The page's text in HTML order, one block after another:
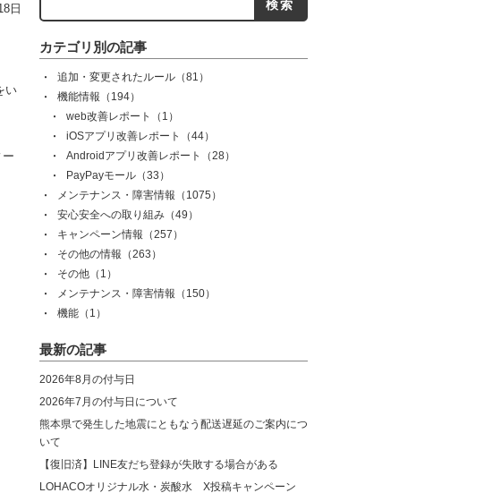
日
い
カテゴリ別の記事
追加・変更されたルール （81）
機能情報 （194）
web改善レポート
（1）
iOSアプリ改善レポート
（44）
Androidアプリ改善レポート
（28）
PayPayモール （33）
メンテナンス・障害情報 （1075）
安心安全への取り組み （49）
キャンペーン情報 （257）
その他の情報 （263）
その他 （1）
メンテナンス・障害情報 （150）
機能 （1）
最新の記事
2026年8月の付与日
2026年7月の付与日について
熊本県で発生した地震にともなう配送遅延のご案内につ
いて
【復旧済】LINE友だち登録が失敗する場合がある
LOHACOオリジナル水・炭酸水 X投稿キャンペーン